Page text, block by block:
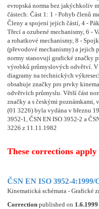
evropská norma bez jakýchkoliv
částech: Část 1: 1 - Pohyb členů
Členy a spojení jejich částí, 4 -
Třecí a ozubené mechanismy, 6 -
a rohatkové mechanismy, 8 -
(převodové mechanismy) a jejich
normy stanovují grafické značky
výrobků průmyslových odvětví. V
diagramy na technických
obsahuje značky pro prvky
odvětvích průmyslu. Větší část
značky a s českými poznámkami,
(01 3226) byla vydána v březnu
3952-1, ČSN EN ISO 3952-2 a
3226 z 11.11.1982
These corrections
ČSN EN ISO 3952-4:1999/
Kinematická schémata - Grafické
Correction published on 1.6.1999